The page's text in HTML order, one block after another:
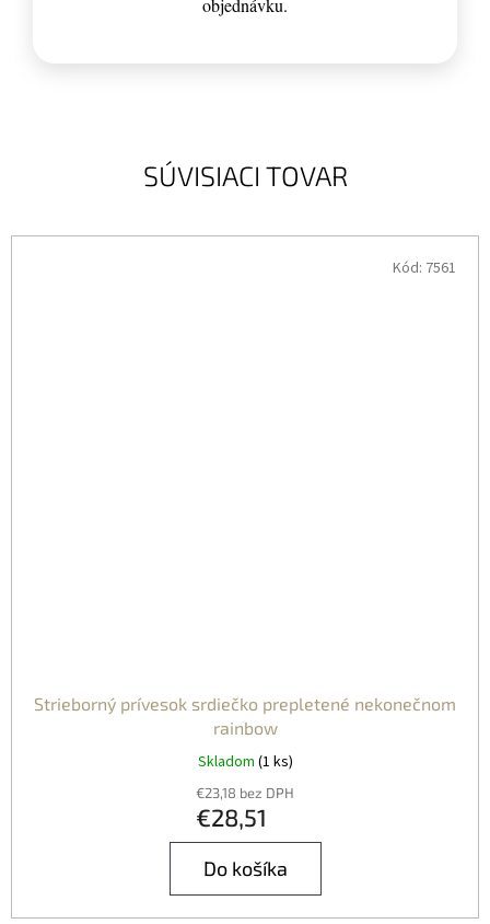
SÚVISIACI TOVAR
Strieborný prívesok srdiečko prepletené nekonečnom
rainbow
Skladom (1 ks)
€23,18 bez DPH
€28,51
Do košíka
Kód: 7561
objednávku.